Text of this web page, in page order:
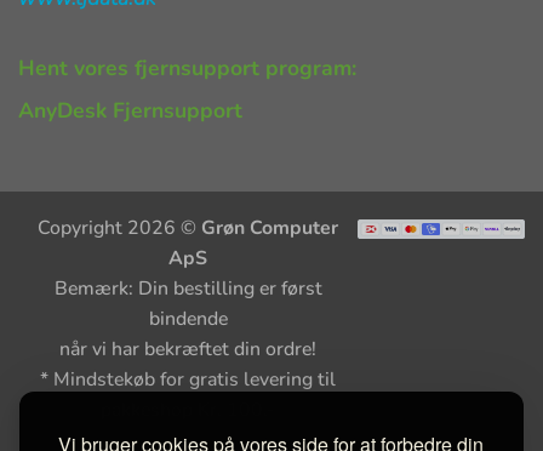
Vi bruger cookies på vores side for at forbedre din
Hent vores fjernsupport program:
AnyDesk Fjernsupport
Copyright 2026 © Grøn Computer
ApS
Bemærk: Din bestilling er først
bindende
når vi har bekræftet din ordre!
* Mindstekøb for gratis levering til